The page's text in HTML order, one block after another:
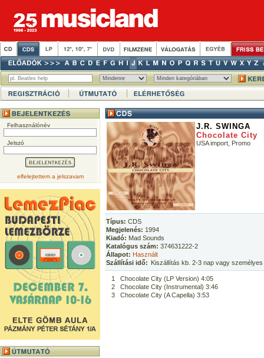
Felhasználónév
Jelszó
elfelejtettem a jelszavam
J.R. SWINGA
Chocolate City
USA import, Promo
Típus: CDS
Megjelenés: 1994
Kiadó: Mad Sounds
Katalógus szám: 374631222-2
Állapot: Használt
Szállítási idő: Kiszállítás kb. 2-3 nap vagy
1
Chocolate City (LP Version) 4:05
2
Chocolate City (Instrumental) 3:46
3
Chocolate City (A Capella) 3:53